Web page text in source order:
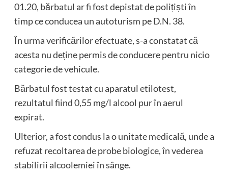
01.20, bărbatul ar fi fost depistat de polițiști în
timp ce conducea un autoturism pe D.N. 38.
În urma verificărilor efectuate, s-a constatat că
acesta nu deține permis de conducere pentru nicio
categorie de vehicule.
Bărbatul fost testat cu aparatul etilotest,
rezultatul fiind 0,55 mg/l alcool pur în aerul
expirat.
Ulterior, a fost condus la o unitate medicală, unde a
refuzat recoltarea de probe biologice, în vederea
stabilirii alcoolemiei în sânge.